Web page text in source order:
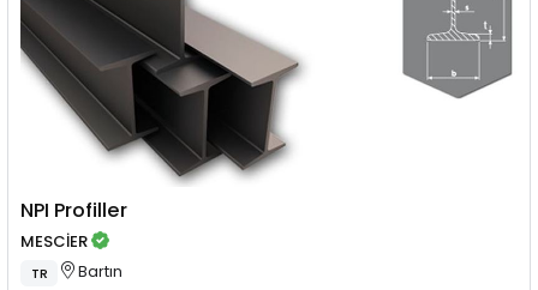
NPI Profiller
MESCİER
TR Bartın